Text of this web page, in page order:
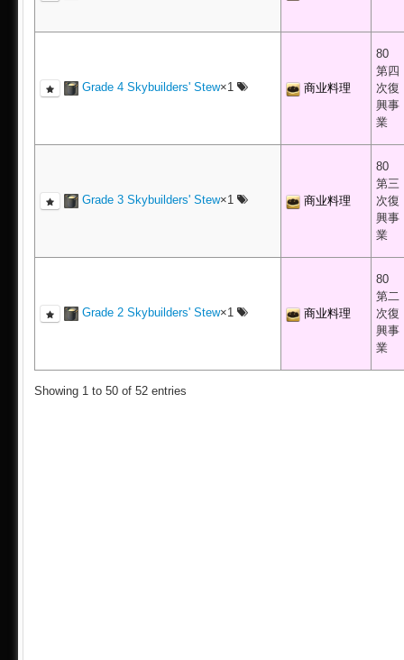
Grade 4 Skybuilders' Stew×1 商业料理
80
第四
次復
興事
業
Grade 3 Skybuilders' Stew×1 商业料理
80
第三
次復
興事
業
Grade 2 Skybuilders' Stew×1 商业料理
80
第二
次復
興事
業
Showing 1 to 50 of 52 entries